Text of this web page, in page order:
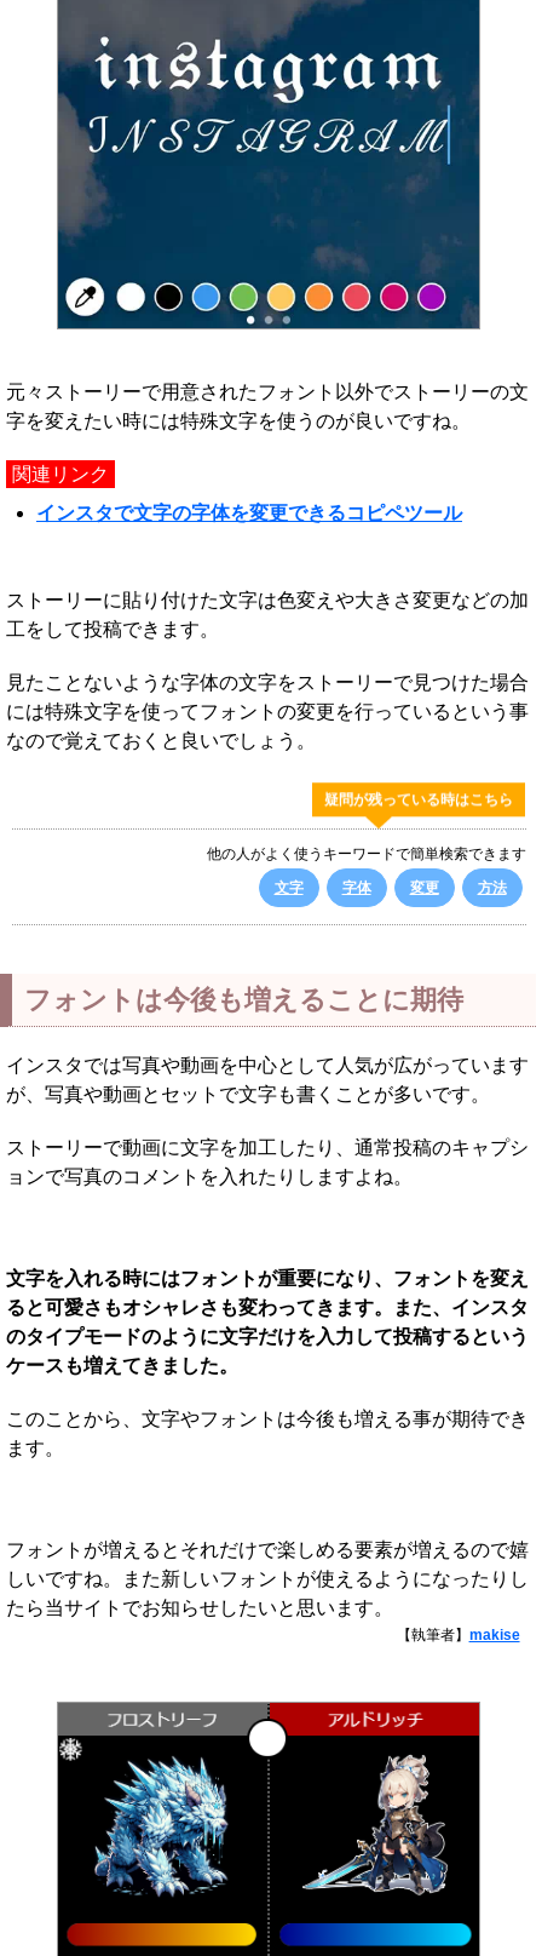
元々ストーリーで用意されたフォント以外でストーリーの文
字を変えたい時には特殊文字を使うのが良いですね。
関連リンク
インスタで文字の字体を変更できるコピペツール
ストーリーに貼り付けた文字は色変えや大きさ変更などの加
工をして投稿できます。
見たことないような字体の文字をストーリーで見つけた場合
には特殊文字を使ってフォントの変更を行っているという事
なので覚えておくと良いでしょう。
疑問が残っている時はこちら
他の人がよく使うキーワードで簡単検索できます
文字
字体 変更 方法
フォントは今後も増えることに期待
インスタでは写真や動画を中心として人気が広がっています
が、写真や動画とセットで文字も書くことが多いです。
ストーリーで動画に文字を加工したり、通常投稿のキャプシ
ョンで写真のコメントを入れたりしますよね。
文字を入れる時にはフォントが重要になり、フォントを変え
ると可愛さもオシャレさも変わってきます。また、インスタ
のタイプモードのように文字だけを入力して投稿するという
ケースも増えてきました。
このことから、文字やフォントは今後も増える事が期待でき
ます。
フォントが増えるとそれだけで楽しめる要素が増えるので嬉
しいですね。また新しいフォントが使えるようになったりし
たら当サイトでお知らせしたいと思います。
【執筆者】 makise